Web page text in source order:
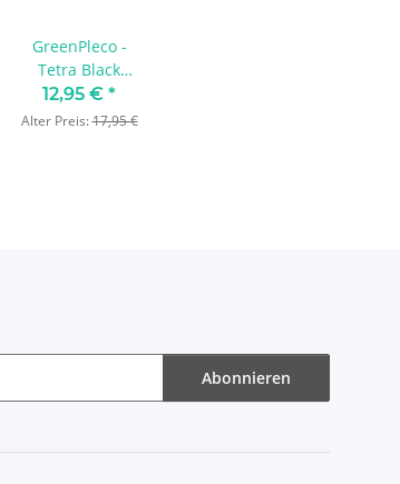
GreenPleco -
Tetra Black
Neon Plushie
12,95 € *
Alter Preis:17,95 €
Abonnieren